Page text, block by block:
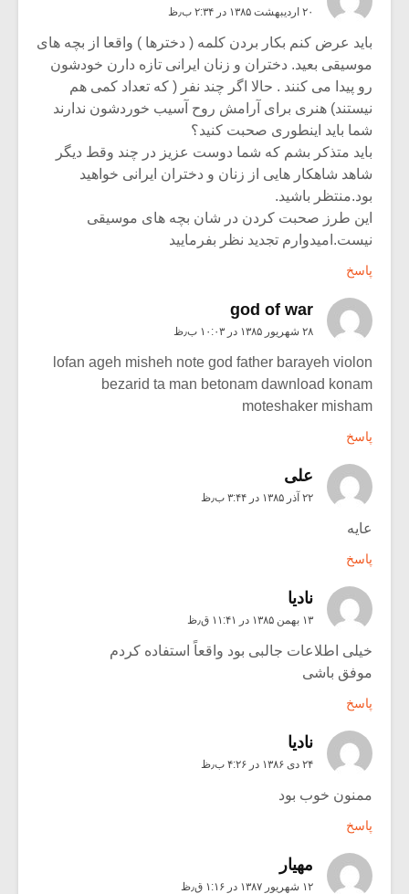
۲۰ اردیبهشت ۱۳۸۵ در ۲:۳۴ ب٫ظ
باید عرض کنم بکار بردن کلمه ( دخترها ) واقعا از بچه های
موسیقی بعید. دختران و زنان ایرانی تازه دارن خودشون
رو پیدا می کنند . حالا اگر چند نفر ( که تعداد کمی هم
نیستند) هنری برای آرامش روح آسیب خوردشون ندارند
شما باید اینطوری صحبت کنید؟
باید متذکر بشم که شما دوست عزیز در چند وقط دیگر
شاهد شاهکار هایی از زنان و دختران ایرانی خواهید
بود.منتظر باشید.
این طرز صحبت کردن در شان بچه های موسیقی
نیست.امیدوارم تجدید نظر بفرمایید
پاسخ
god of war
۲۸ شهریور ۱۳۸۵ در ۱۰:۰۳ ب٫ظ
lofan ageh misheh note god father barayeh violon
bezarid ta man betonam dawnload konam
moteshaker misham
پاسخ
علی
۲۲ آذر ۱۳۸۵ در ۳:۴۴ ب٫ظ
عایه
پاسخ
نادیا
۱۳ بهمن ۱۳۸۵ در ۱۱:۴۱ ق٫ظ
خیلی اطلاعات جالبی بود واقعاً استفاده کردم
موفق باشی
پاسخ
نادیا
۲۴ دی ۱۳۸۶ در ۴:۲۶ ب٫ظ
ممنون خوب بود
پاسخ
مهيار
۱۲ شهریور ۱۳۸۷ در ۱:۱۶ ق٫ظ